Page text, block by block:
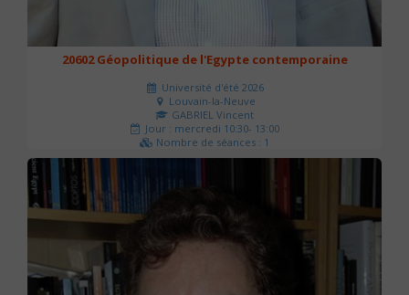
20602 Géopolitique de l'Egypte contemporaine
Université d'été 2026
Louvain-la-Neuve
GABRIEL Vincent
Jour : mercredi 10:30- 13:00
Nombre de séances : 1
21 €